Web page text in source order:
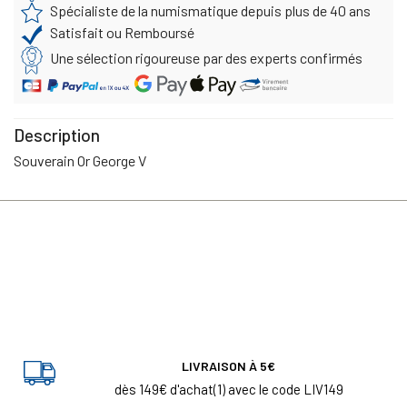
Spécialiste de la numismatique depuis plus de 40 ans
Satisfait ou Remboursé
Une sélection rigoureuse par des experts confirmés
Description
Souverain Or George V
LIVRAISON À 5€
dès 149€ d'achat(1) avec le code LIV149